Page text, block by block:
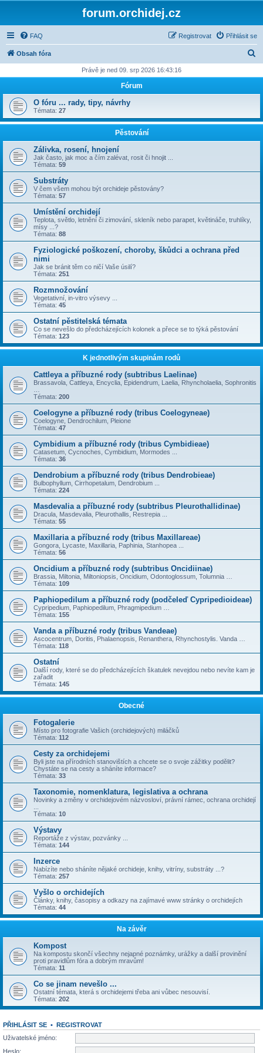
forum.orchidej.cz
FAQ Přihlásit se
Registrovat
Obsah fóra
d
t
Právě je ned 09. srp 2026 16:43:16
Fórum
O fóru ... rady, tipy, návrhy
Témata: 27
Pěstování
Zálivka, rosení, hnojení
Jak často, jak moc a čím zalévat, rosit či hnojit ...
Témata: 59
Substráty
V čem všem mohou být orchideje pěstovány?
Témata: 57
Umístění orchidejí
Teplota, světlo, letnění či zimování, skleník nebo parapet, květináče, truhlíky,
mísy ...?
Témata: 88
Fyziologické poškození, choroby, škůdci a ochrana před
nimi
Jak se bránit těm co ničí Vaše úsilí?
Témata: 251
Rozmnožování
Vegetativní, in-vitro výsevy ...
Témata: 45
Ostatní pěstitelská témata
Co se nevešlo do předcházejících kolonek a přece se to týká pěstování
Témata: 123
K jednotlivým skupinám rodů
Cattleya a příbuzné rody (subtribus Laelinae)
Brassavola, Cattleya, Encyclia, Epidendrum, Laelia, Rhyncholaelia, Sophronitis
Témata: 200
Coelogyne a příbuzné rody (tribus Coelogyneae)
Coelogyne, Dendrochilum, Pleione
Témata: 47
Cymbidium a příbuzné rody (tribus Cymbidieae)
Catasetum, Cycnoches, Cymbidium, Mormodes ...
Témata: 36
Dendrobium a příbuzné rody (tribus Dendrobieae)
Bulbophyllum, Cirrhopetalum, Dendrobium ...
Témata: 224
Masdevalia a příbuzné rody (subtribus Pleurothallidinae)
Dracula, Masdevalia, Pleurothallis, Restrepia ...
Témata: 55
Maxillaria a příbuzné rody (tribus Maxillareae)
Gongora, Lycaste, Maxillaria, Paphinia, Stanhopea ...
Témata: 56
Oncidium a příbuzné rody (subtribus Oncidiinae)
Brassia, Miltonia, Miltoniopsis, Oncidium, Odontoglossum, Tolumnia …
Témata: 109
Paphiopedilum a příbuzné rody (podčeleď Cypripedioideae)
Cypripedium, Paphiopedilum, Phragmipedium …
Témata: 155
Vanda a příbuzné rody (tribus Vandeae)
Ascocentrum, Doritis, Phalaenopsis, Renanthera, Rhynchostylis. Vanda …
Témata: 118
Ostatní
Další rody, které se do předcházejících škatulek nevejdou nebo nevíte kam je
zařadit
Témata: 145
Obecné
Fotogalerie
Místo pro fotografie Vašich (orchidejových) miláčků
Témata: 112
Cesty za orchidejemi
Byli jste na přírodních stanovištích a chcete se o svoje zážitky podělit?
Chystáte se na cesty a sháníte informace?
Témata: 33
Taxonomie, nomenklatura, legislativa a ochrana
Novinky a změny v orchidejovém názvosloví, právní rámec, ochrana orchidejí
Témata: 10
Výstavy
Reportáže z výstav, pozvánky ...
Témata: 144
Inzerce
Nabízíte nebo sháníte nějaké orchideje, knihy, vitríny, substráty ...?
Témata: 257
Vyšlo o orchidejích
Články, knihy, časopisy a odkazy na zajímavé www stránky o orchidejích
Témata: 44
Na závěr
Kompost
Na kompostu skončí všechny nejapné poznámky, urážky a další provinění
proti pravidlům fóra a dobrým mravům!
Témata: 11
Co se jinam nevešlo ...
Ostatní témata, která s orchidejemi třeba ani vůbec nesouvisí.
Témata: 202
PŘIHLÁSIT SE • REGISTROVAT
Uživatelské jméno:
Heslo: